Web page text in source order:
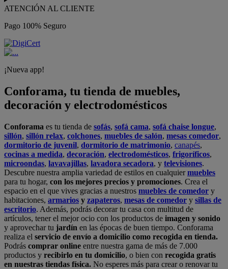
ATENCIÓN AL CLIENTE
Pago 100% Seguro
¡Nueva app!
Conforama, tu tienda de muebles,
decoración y electrodomésticos
Conforama es tu tienda de sofás, sofá cama, sofá chaise longue,
sillón, sillón relax, colchones, muebles de salón, mesas comedor,
dormitorio de juvenil, dormitorio de matrimonio, canapés,
cocinas a medida, decoración, electrodomésticos, frigoríficos,
microondas, lavavajillas, lavadora secadora, y televisiones.
Descubre nuestra amplia variedad de estilos en cualquiermuebles
para tu hogar, con los mejores precios y promociones. Crea el
espacio en el que vives gracias a nuestros muebles de comedor y
habitaciones, armarios y zapateros, mesas de comedor y sillas de
escritorio. Además, podrás decorar tu casa con multitud de
artículos, tener el mejor ocio con los productos de imagen y sonido
y aprovechar tu jardín en las épocas de buen tiempo. Conforama
realiza el servicio de envío a domicilio como recogida en tienda.
Podrás comprar online entre nuestra gama de más de 7.000
productos y recibirlo en tu domicilio, o bien con recogida gratis
en nuestras tiendas física. No esperes más para crear o renovar tu